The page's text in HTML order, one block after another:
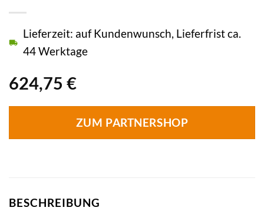
624,75 €
Lieferzeit: auf Kundenwunsch, Lieferfrist ca.
44 Werktage
ZUM PARTNERSHOP
BESCHREIBUNG